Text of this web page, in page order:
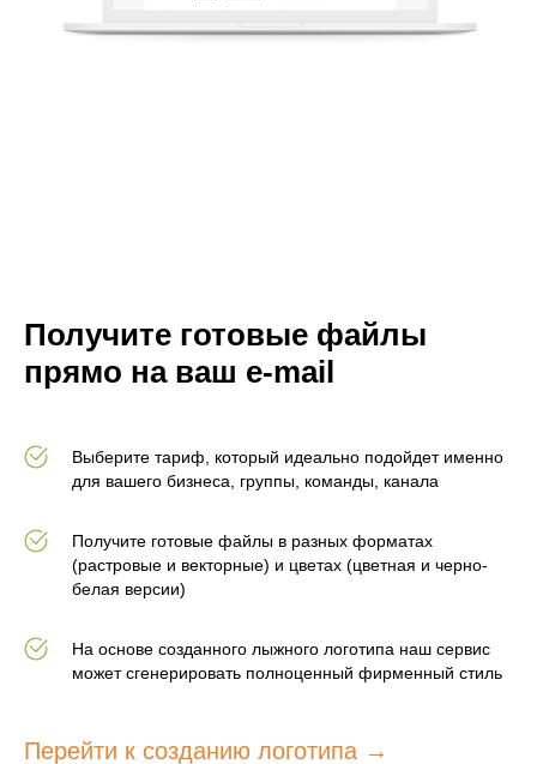
Получите готовые файлы
прямо на ваш e-mail
Выберите тариф, который идеально подойдет именно
для вашего бизнеса, группы, команды, канала
Получите готовые файлы в разных форматах
(растровые и векторные) и цветах (цветная и черно-
белая версии)
На основе созданного лыжного логотипа наш сервис
может сгенерировать полноценный фирменный стиль
Перейти к созданию логотипа